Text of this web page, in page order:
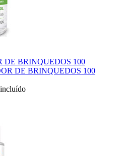
DE BRINQUEDOS 100
DE BRINQUEDOS 100